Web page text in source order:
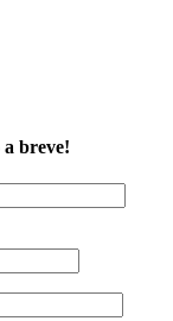
breve!